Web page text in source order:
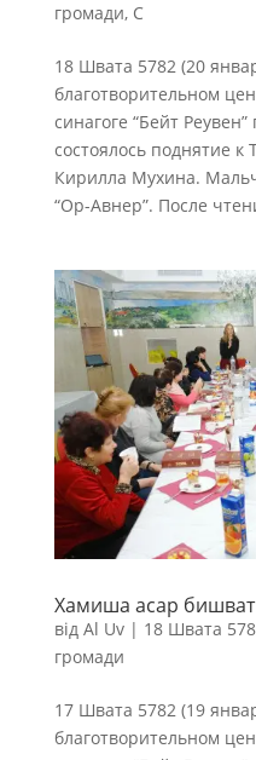
громади, С
18 Швата 5782 (20
благотворительном
синагоге “Бейт
состоялось поднятие
Кирилла Мухина.
“Ор-Авнер”. После
Хамиша асар
від Al Uv| 18 Швата
громади
17 Швата 5782 (19
благотворительном